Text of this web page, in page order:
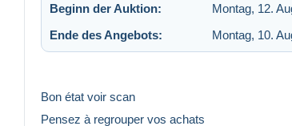
Beginn der Auktion: Montag, 12.
Ende des Angebots:
Montag, 10.
Bon état voir scan
Pensez à regrouper vos achats